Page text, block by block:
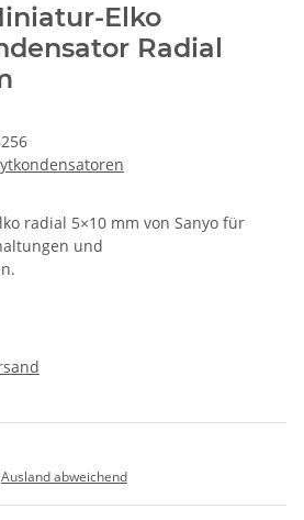
Elko
Radial
radial 5×10 mm von Sanyo für
und
Ausland abweichend